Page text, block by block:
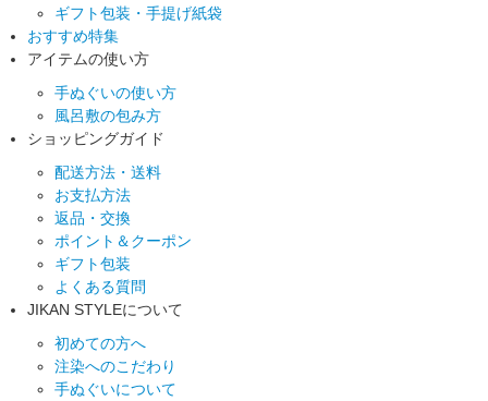
ギフト包装・手提げ紙袋
おすすめ特集
アイテムの使い方
手ぬぐいの使い方
風呂敷の包み方
ショッピングガイド
配送方法・送料
お支払方法
返品・交換
ポイント＆クーポン
ギフト包装
よくある質問
JIKAN STYLEについて
初めての方へ
注染へのこだわり
手ぬぐいについて